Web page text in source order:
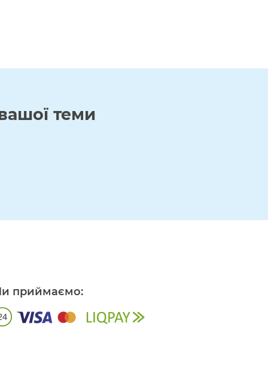
теми
приймаємо: